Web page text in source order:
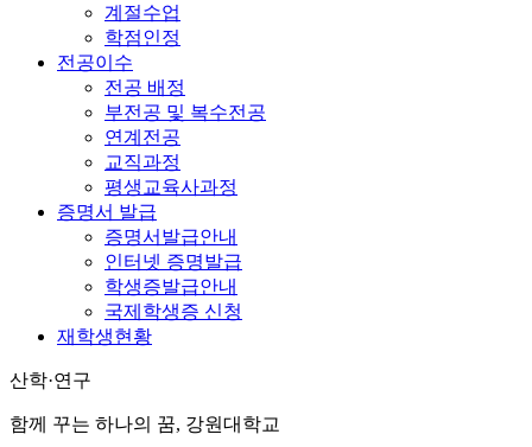
계절수업
학점인정
전공이수
전공 배정
부전공 및 복수전공
연계전공
교직과정
평생교육사과정
증명서 발급
증명서발급안내
인터넷 증명발급
학생증발급안내
국제학생증 신청
재학생현황
산학·연구
함께 꾸는 하나의 꿈, 강원대학교